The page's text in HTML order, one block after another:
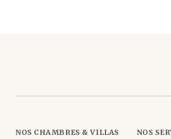
NOS CHAMBRES & VILLAS NOS